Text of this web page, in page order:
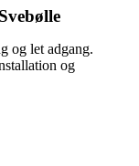
og let adgang.
og